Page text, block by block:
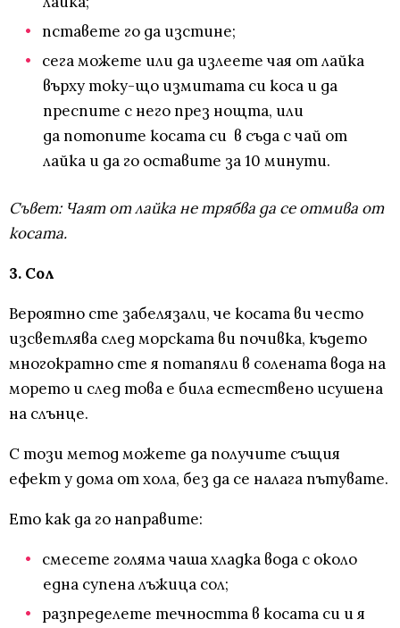
пставете го да изстине;
сега можете или да излеете чая от лайка
върху току-що измитата си коса и да
преспите с него през нощта, или
да потопите косата си в съда с чай от
лайка и да го оставите за 10 минути.
Съвет: Чаят от лайка не трябва да се отмива от
косата.
3. Сол
Вероятно сте забелязали, че косата ви често
изсветлява след морската ви почивка, където
многократно сте я потапяли в солената вода на
морето и след това е била естествено исушена
на слънце.
С този метод можете да получите същия
ефект у дома от хола, без да се налага пътувате.
Ето как да го направите:
смесете голяма чаша хладка вода с около
една супена лъжица сол;
разпределете течността в косата си и я